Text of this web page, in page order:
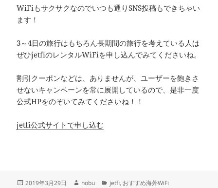
WiFiもサクサクなのでいつも通りSNS投稿もできちゃい
ます！
3～4日の旅行はもちろん長期間の旅行を考えている人は
ぜひjetfiのレンタルWiFiを申し込んでみてくださいね。
割引クーポンなどは、ありませんが、ユーザーを飽きさ
せないキャンペーンを常に展開しているので、是非一度
公式HPをのぞいてみてくださいね！！
jetfi公式サイトで申し込む
投
2019年3月29日
作
nobu
カ
jetfi, おすすめ海外WiFi